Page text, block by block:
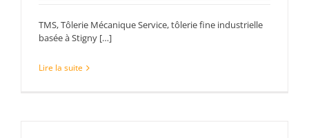
TMS, Tôlerie Mécanique Service, tôlerie fine industrielle
basée à Stigny […]
Lire la suite